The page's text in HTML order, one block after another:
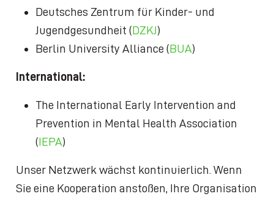
Deutsches Zentrum für Kinder- und
Jugendgesundheit (DZKJ)
Berlin University Alliance (BUA)
International:
The International Early Intervention and
Prevention in Mental Health Association
(IEPA)
Unser Netzwerk wächst kontinuierlich. Wenn
Sie eine Kooperation anstoßen, Ihre Organisation